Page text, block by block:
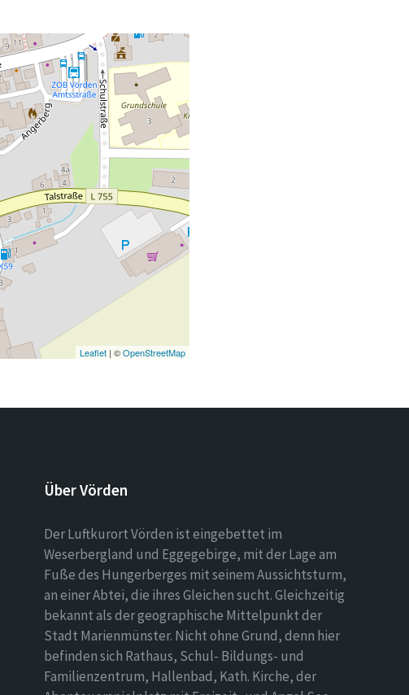
Leaflet| ©OpenStreetMap
Über Vörden
Der Luftkurort Vörden ist eingebettet im
Weserbergland und Eggegebirge, mit der Lage am
Fuße des Hungerberges mit seinem Aussichtsturm,
an einer Abtei, die ihres Gleichen sucht. Gleichzeitig
bekannt als der geographische Mittelpunkt der
Stadt Marienmünster. Nicht ohne Grund, denn hier
befinden sich Rathaus, Schul- Bildungs- und
Familienzentrum, Hallenbad, Kath. Kirche, der